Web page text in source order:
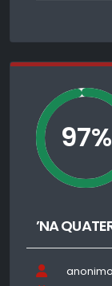
97%
’NA
anonimo